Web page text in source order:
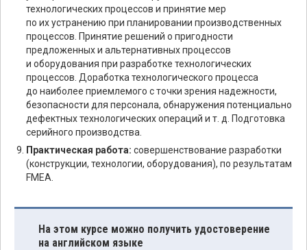
технологических процессов и принятие мер
по их устранению при планировании производственных
процессов. Принятие решений о пригодности
предложенных и альтернативных процессов
и оборудования при разработке технологических
процессов. Доработка технологического процесса
до наиболее приемлемого с точки зрения надежности,
безопасности для персонала, обнаружения потенциально
дефектных технологических операций и т. д. Подготовка
серийного производства.
Практическая работа: совершенствование разработки
(конструкции, технологии, оборудования), по результатам
FMEA.
На этом курсе можно получить удостоверение
на английском языке